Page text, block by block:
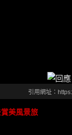
引用網址：
美風景旅